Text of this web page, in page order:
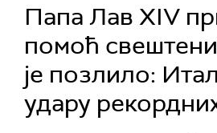
Папа Лав XIV
помоћ
је позлило:
удару